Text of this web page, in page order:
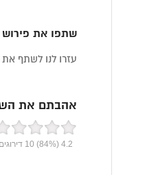
שתפו את
עזרו לנו לשתף
אהבתם את
4.2
(84%)
10 דירוגים